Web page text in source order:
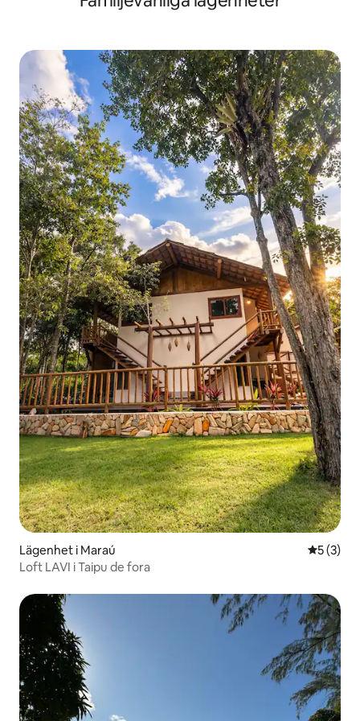
Lägenhet i Maraú 5 av 5 i
5 (3)
Loft LAVI i Taipu de fora